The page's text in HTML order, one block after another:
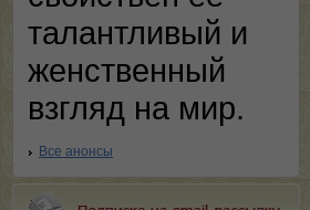
талантливый и
женственный
взгляд на мир.
Все анонсы